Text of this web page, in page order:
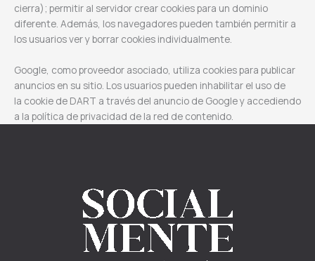
cierra); permitir al servidor crear cookies para un dominio
diferente. Además, los navegadores pueden también permitir a
los usuarios ver y borrar cookies individualmente.
Google, como proveedor asociado, utiliza cookies para publicar
anuncios en su sitio. Los usuarios pueden inhabilitar el uso de
la cookie de DART a través del anuncio de Google y accediendo
a la política de privacidad de la red de contenido.